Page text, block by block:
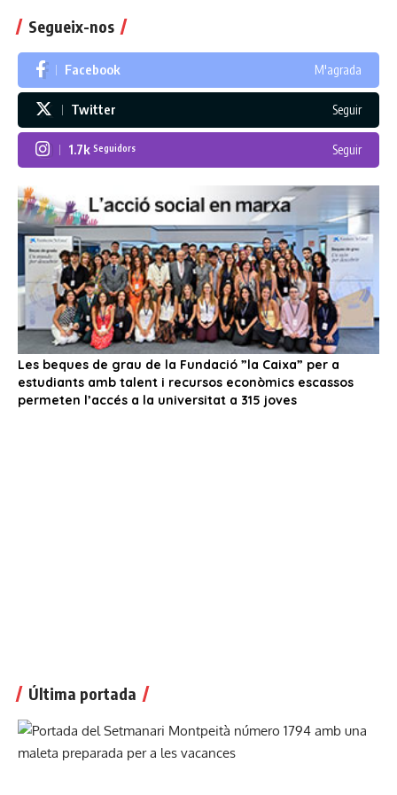
Segueix-nos
Facebook M'agrada
Twitter Seguir
1.7k Seguidors Seguir
Última portada